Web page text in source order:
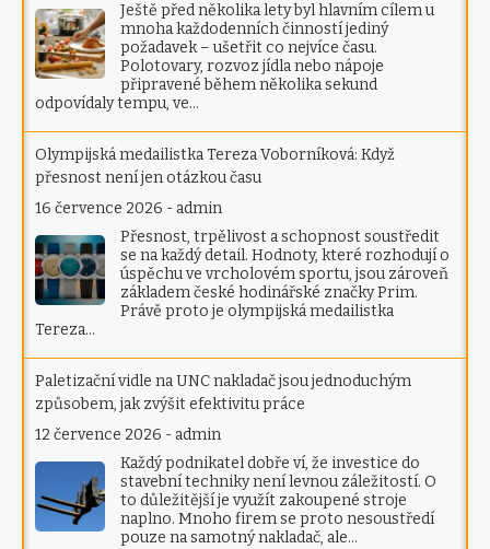
Ještě před několika lety byl hlavním cílem u
mnoha každodenních činností jediný
požadavek – ušetřit co nejvíce času.
Polotovary, rozvoz jídla nebo nápoje
připravené během několika sekund
odpovídaly tempu, ve…
Olympijská medailistka Tereza Voborníková: Když
přesnost není jen otázkou času
16 července 2026 - admin
Přesnost, trpělivost a schopnost soustředit
se na každý detail. Hodnoty, které rozhodují o
úspěchu ve vrcholovém sportu, jsou zároveň
základem české hodinářské značky Prim.
Právě proto je olympijská medailistka
Tereza…
Paletizační vidle na UNC nakladač jsou jednoduchým
způsobem, jak zvýšit efektivitu práce
12 července 2026 - admin
Každý podnikatel dobře ví, že investice do
stavební techniky není levnou záležitostí. O
to důležitější je využít zakoupené stroje
naplno. Mnoho firem se proto nesoustředí
pouze na samotný nakladač, ale…